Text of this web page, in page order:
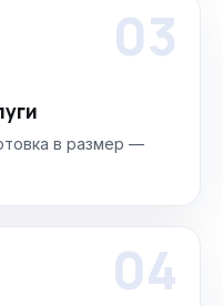
03
в размер —
04